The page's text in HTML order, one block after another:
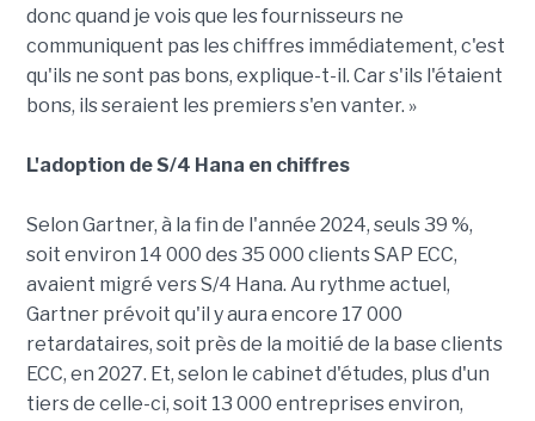
donc quand je vois que les fournisseurs ne
communiquent pas les chiffres immédiatement, c'est
qu'ils ne sont pas bons, explique-t-il. Car s'ils l'étaient
bons, ils seraient les premiers s'en vanter. »
L'adoption de S/4 Hana en chiffres
Selon Gartner, à la fin de l'année 2024, seuls 39 %,
soit environ 14 000 des 35 000 clients SAP ECC,
avaient migré vers S/4 Hana. Au rythme actuel,
Gartner prévoit qu'il y aura encore 17 000
retardataires, soit près de la moitié de la base clients
ECC, en 2027. Et, selon le cabinet d'études, plus d'un
tiers de celle-ci, soit 13 000 entreprises environ,